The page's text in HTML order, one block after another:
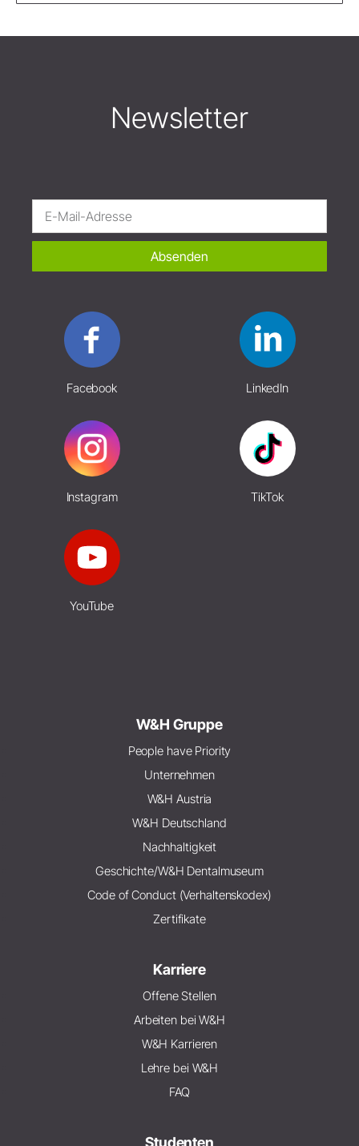
Newsletter
Absenden
Facebook LinkedIn
Instagram TikTok
YouTube
W&H Gruppe
People have Priority
Unternehmen
W&H Austria
W&H Deutschland
Nachhaltigkeit
Geschichte/W&H Dentalmuseum
Code of Conduct (Verhaltenskodex)
Zertifikate
Karriere
Offene Stellen
Arbeiten bei W&H
W&H Karrieren
Lehre bei W&H
FAQ
Studenten